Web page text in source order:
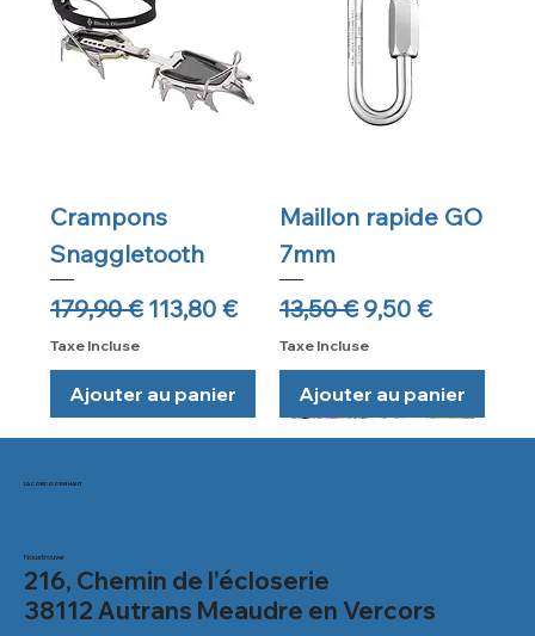
Crampons
Snaggletooth
Prix original
179,90 € Prix promotionnel
113,80 €
Taxe Incluse
Ajouter au panier
Maillon rapide GO
7mm
Prix original
13,50 € Prix
9,50 €
Taxe Incluse
Ajouter au panier
Réglable
LA CORDO D'EN HAUT
Nous trouver
216, Chemin de l'écloserie
38112 Autrans Meaudre en Vercors